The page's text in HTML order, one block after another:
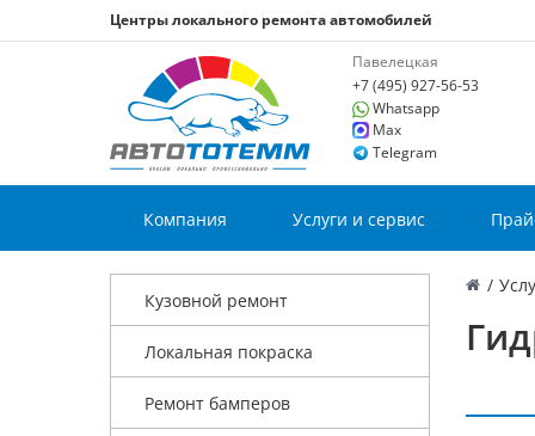
Центры локального ремонта автомобилей
Павелецкая
+7 (495) 927-56-53
Whatsapp
Max
Telegram
Компания Услуги и сервис
/
Кузовной ремонт
Локальная покраска
Ремонт бамперов